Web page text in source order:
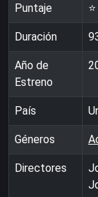
Puntaje ⭐
Duración
Año de
Estreno
País
Géneros
Directores